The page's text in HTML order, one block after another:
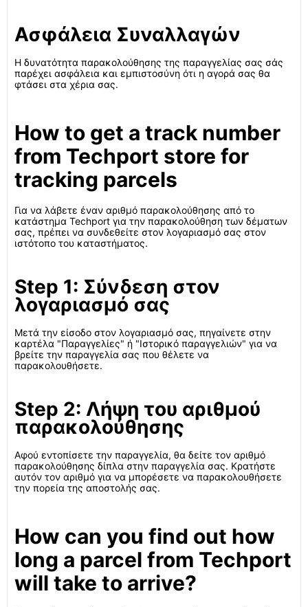
Ασφάλεια Συναλλαγών
Η δυνατότητα παρακολούθησης της παραγγελίας σας σάς
παρέχει ασφάλεια και εμπιστοσύνη ότι η αγορά σας θα
φτάσει στα χέρια σας.
How to get a track number
from Techport store for
tracking parcels
Για να λάβετε έναν αριθμό παρακολούθησης από το
κατάστημα Techport για την παρακολούθηση των δέματων
σας, πρέπει να συνδεθείτε στον λογαριασμό σας στον
ιστότοπο του καταστήματος.
Step 1: Σύνδεση στον
λογαριασμό σας
Μετά την είσοδο στον λογαριασμό σας, πηγαίνετε στην
καρτέλα "Παραγγελίες" ή "Ιστορικό παραγγελιών" για να
βρείτε την παραγγελία σας που θέλετε να
παρακολουθήσετε.
Step 2: Λήψη του αριθμού
παρακολούθησης
Αφού εντοπίσετε την παραγγελία, θα δείτε τον αριθμό
παρακολούθησης δίπλα στην παραγγελία σας. Κρατήστε
αυτόν τον αριθμό για να μπορέσετε να παρακολουθήσετε
την πορεία της αποστολής σας.
How can you find out how
long a parcel from Techport
will take to arrive?